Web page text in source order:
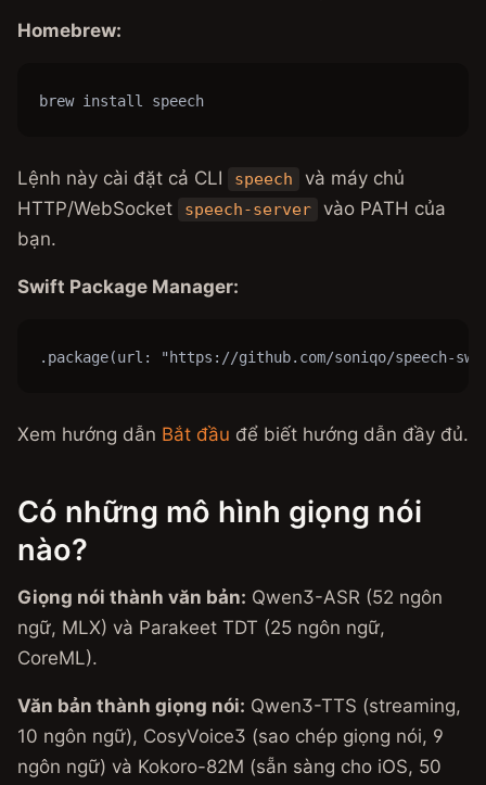
Homebrew:
brew install speech
Lệnh này cài đặt cả CLI speech
và máy chủ
HTTP/WebSocket
speech-server
vào PATH của
bạn.
Swift Package Manager:
.package(url: "https://github.com/soniqo/speech-
Xem hướng dẫn Bắt đầu để biết hướng dẫn đầy đủ.
Có những mô hình giọng nói
nào?
Giọng nói thành văn bản: Qwen3-ASR (52 ngôn
ngữ, MLX) và Parakeet TDT (25 ngôn ngữ,
CoreML).
Văn bản thành giọng nói: Qwen3-TTS (streaming,
10 ngôn ngữ), CosyVoice3 (sao chép giọng nói, 9
ngôn ngữ) và Kokoro-82M (sẵn sàng cho iOS, 50